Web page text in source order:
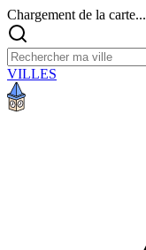
Chargement de la carte...
VILLES